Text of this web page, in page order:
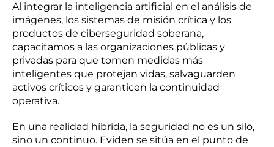
Al integrar la inteligencia artificial en el análisis de
imágenes, los sistemas de misión crítica y los
productos de ciberseguridad soberana,
capacitamos a las organizaciones públicas y
privadas para que tomen medidas más
inteligentes que protejan vidas, salvaguarden
activos críticos y garanticen la continuidad
operativa.
En una realidad híbrida, la seguridad no es un silo,
sino un continuo. Eviden se sitúa en el punto de